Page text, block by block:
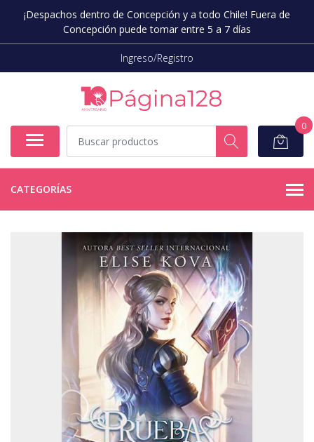
¡Despachos dentro de Concepción y a todo Chile! Fuera de
Concepción puede tomar entre 5 a 7 días
Ingreso/Registro
0
CATEGORÍAS